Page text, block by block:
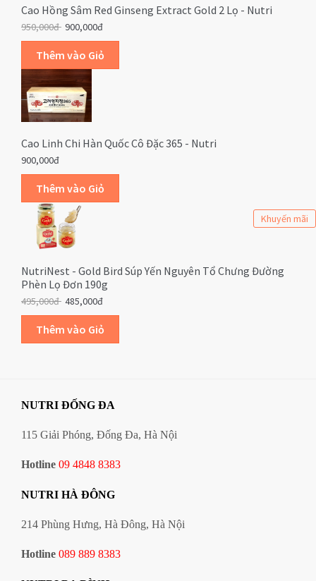
Cao Hồng Sâm Red Ginseng Extract Gold 2 Lọ - Nutri
950,000đ 900,000đ
Cao Linh Chi Hàn Quốc Cô Đặc 365 - Nutri
900,000đ
Khuyến mãi
NutriNest - Gold Bird Súp Yến Nguyên Tổ Chưng Đường
Phèn Lọ Đơn 190g
495,000đ 485,000đ
NUTRI ĐỐNG ĐA
115 Giải Phóng, Đống Đa, Hà Nội
Hotline 09 4848 8383
NUTRI HÀ ĐÔNG
214 Phùng Hưng, Hà Đông, Hà Nội
Hotline 089 889 8383